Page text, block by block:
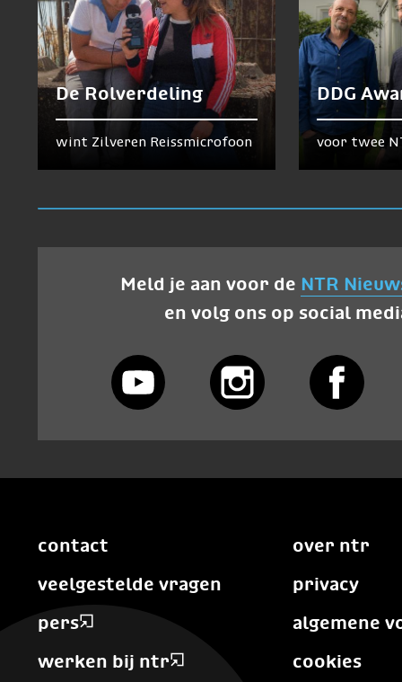
De Rolverdeling
wint Zilveren Reissmicrofoon
DDG
voor twee
Meld je aan voor de NTR
en volg ons op social
contact
veelgestelde vragen
pers
werken bij ntr
over ntr
privacy
algemene
cookies